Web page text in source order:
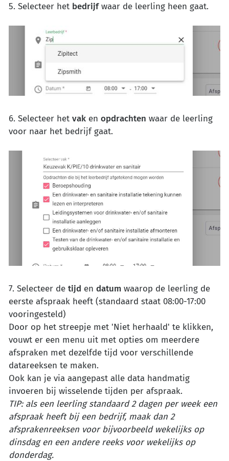
5. Selecteer het bedrijfwaar de leerling heen gaat.
6. Selecteer het vak en opdrachten waar de leerling
voor naar het bedrijf gaat.
7. Selecteer de tijd en datum waarop de leerling de
eerste afspraak heeft (standaard staat 08:00-17:00
vooringesteld)
Door op het streepje met 'Niet herhaald' te klikken,
vouwt er een menu uit met opties om meerdere
afspraken met dezelfde tijd voor verschillende
datareeksen te maken.
Ook kan je via aangepast alle data handmatig
invoeren bij wisselende tijden per afspraak.
TIP: als een leerling standaard 2 dagen per week een
afspraak heeft bij een bedrijf, maak dan 2
afsprakenreeksen voor bijvoorbeeld wekelijks op
dinsdag en een andere reeks voor wekelijks op
donderdag.